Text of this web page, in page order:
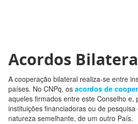
Acordos
A cooperação bilateral realiza-se entre
países. No CNPq, os acordos de
aqueles firmados entre este Conselho e,
instituições financiadoras ou de
natureza semelhante, de um outro País.